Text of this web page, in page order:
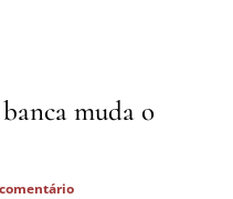
muda o